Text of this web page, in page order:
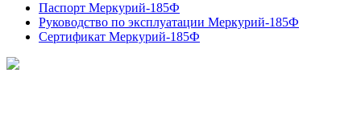
Паспорт Меркурий-185Ф
Руководство по эксплуатации Меркурий-185Ф
Сертификат Меркурий-185Ф